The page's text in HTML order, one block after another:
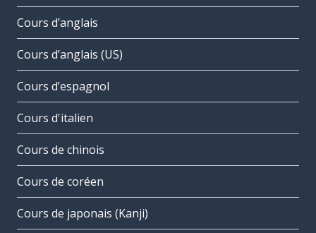
Cours d’anglais
Cours d’anglais (US)
Cours d’espagnol
Cours d'italien
Cours de chinois
Cours de coréen
Cours de japonais (Kanji)